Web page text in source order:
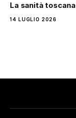
La sanità
14 LUGLIO 2026